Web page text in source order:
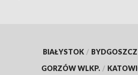
BIAŁYSTOK / BYDGOSZCZ
GORZÓW WLKP. /